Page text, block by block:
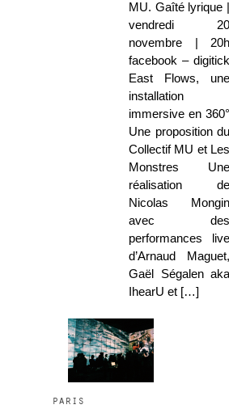
MU. Gaîté lyrique |
vendredi 20
novembre | 20h
facebook – digitick
East Flows, une
installation
immersive en 360°
Une proposition du
Collectif MU et Les
Monstres Une
réalisation de
Nicolas Mongin
avec des
performances live
d’Arnaud Maguet,
Gaël Ségalen aka
IhearU et […]
paris